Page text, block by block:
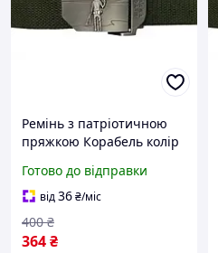
Ремінь з патріотичною
пряжкою Корабель колір
Готово до відправки
від36₴/міс
364₴
400 ₴